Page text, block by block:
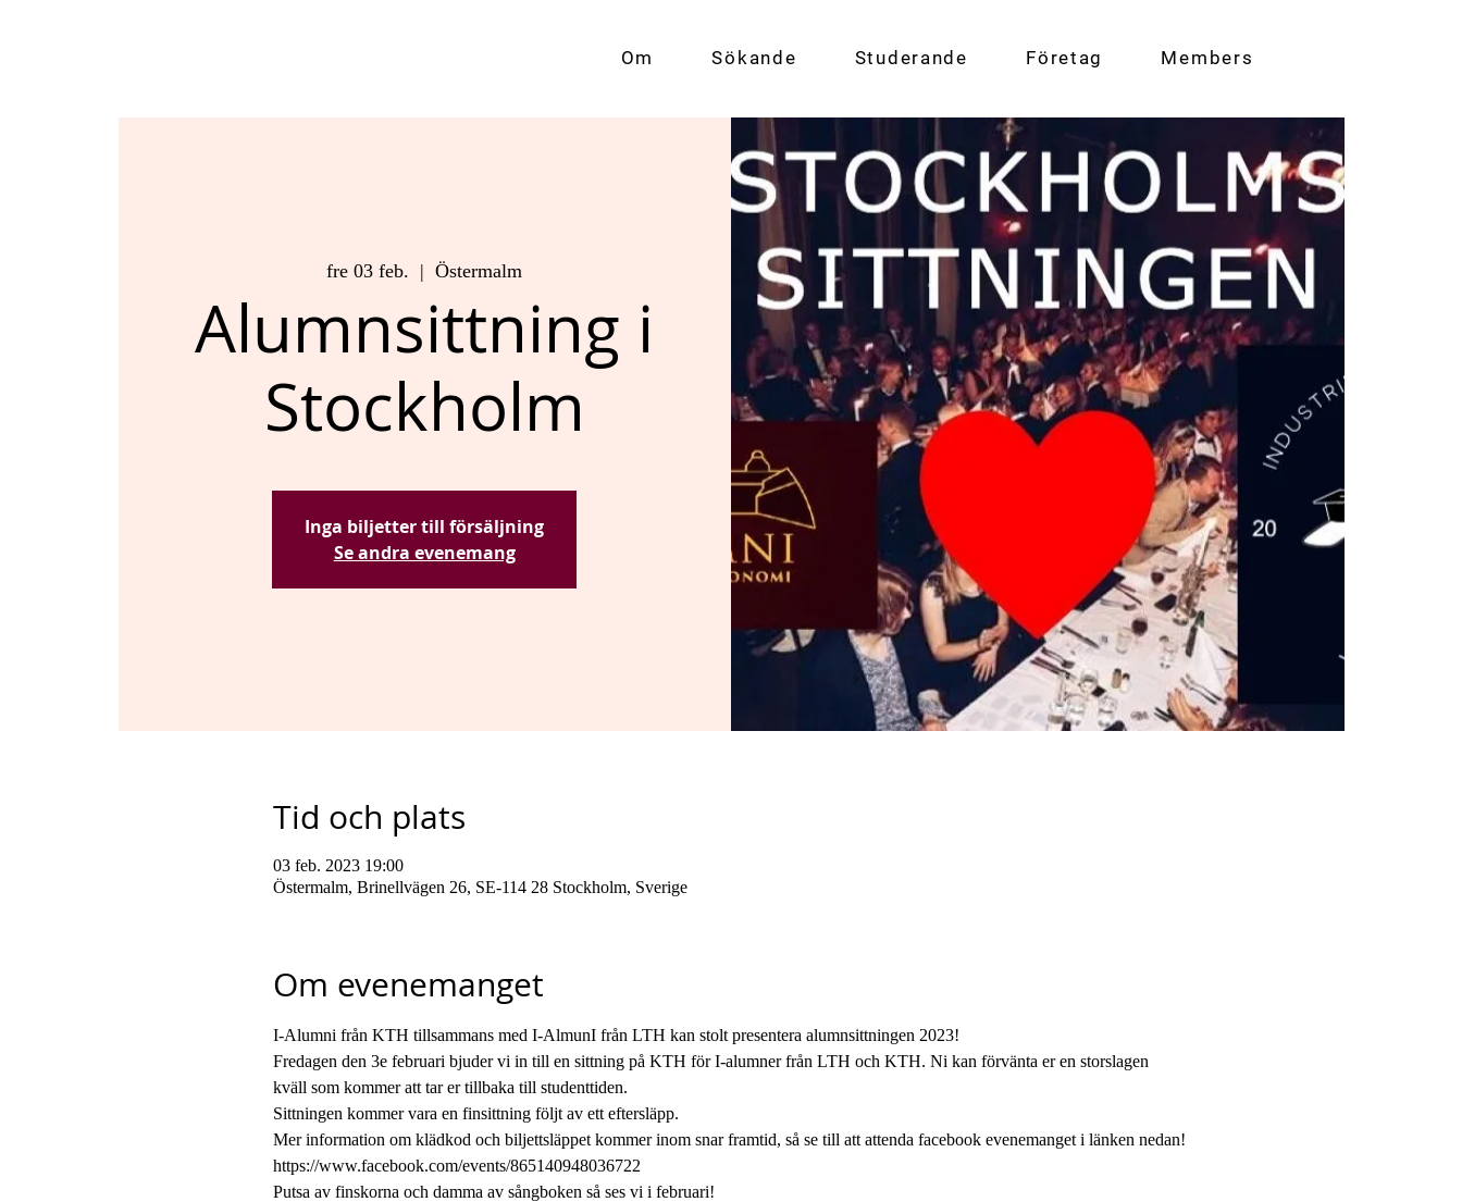
Om Sökande Studerande Företag Members
fre 03 feb.
  |
Östermalm
Alumnsittning i
Stockholm
Inga biljetter till försäljning
Se andra evenemang
Tid och plats
03 feb. 2023 19:00
Östermalm, Brinellvägen 26, SE-114 28 Stockholm, Sverige
Om evenemanget
I-Alumni från KTH tillsammans med I-AlmunI från LTH kan stolt presentera alumnsittningen 2023!
Fredagen den 3e februari bjuder vi in till en sittning på KTH för I-alumner från LTH och KTH. Ni kan förvänta er en storslagen
kväll som kommer att tar er tillbaka till studenttiden.
Sittningen kommer vara en finsittning följt av ett eftersläpp.
Mer information om klädkod och biljettsläppet kommer inom snar framtid, så se till att attenda facebook evenemanget i länken nedan!
https://www.facebook.com/events/865140948036722
Putsa av finskorna och damma av sångboken så ses vi i februari!